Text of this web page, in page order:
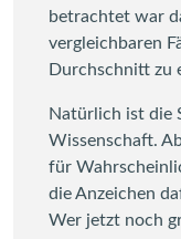
betrachtet war
vergleichbaren
Durchschnitt zu
Natürlich ist die
Wissenschaft.
für
die Anzeichen
Wer jetzt noch